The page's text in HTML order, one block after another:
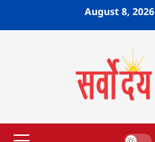
August 8, 2026